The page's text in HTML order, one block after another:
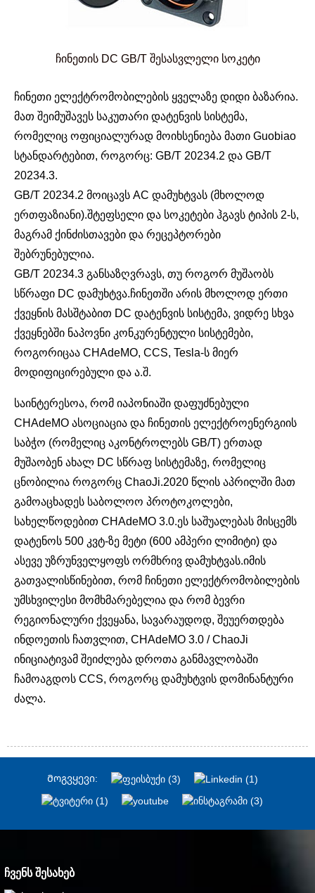
ჩინეთის DC GB/T შესასვლელი სოკეტი
ჩინეთი ელექტრომობილების ყველაზე დიდი ბაზარია.
მათ შეიმუშავეს საკუთარი დატენვის სისტემა,
რომელიც ოფიციალურად მოიხსენიება მათი Guobiao
სტანდარტებით, როგორც: GB/T 20234.2 და GB/T
20234.3.
GB/T 20234.2 მოიცავს AC დამუხტვას (მხოლოდ
ერთფაზიანი).შტეფსელი და სოკეტები ჰგავს ტიპის 2-ს,
მაგრამ ქინძისთავები და რეცეპტორები
შებრუნებულია.
GB/T 20234.3 განსაზღვრავს, თუ როგორ მუშაობს
სწრაფი DC დამუხტვა.ჩინეთში არის მხოლოდ ერთი
ქვეყნის მასშტაბით DC დატენვის სისტემა, ვიდრე სხვა
ქვეყნებში ნაპოვნი კონკურენტული სისტემები,
როგორიცაა CHAdeMO, CCS, Tesla-ს მიერ
მოდიფიცირებული და ა.შ.
საინტერესოა, რომ იაპონიაში დაფუძნებული
CHAdeMO ასოციაცია და ჩინეთის ელექტროენერგიის
საბჭო (რომელიც აკონტროლებს GB/T) ერთად
მუშაობენ ახალ DC სწრაფ სისტემაზე, რომელიც
ცნობილია როგორც ChaoJi.2020 წლის აპრილში მათ
გამოაცხადეს საბოლოო პროტოკოლები,
სახელწოდებით CHAdeMO 3.0.ეს საშუალებას მისცემს
დატენოს 500 კვტ-ზე მეტი (600 ამპერი ლიმიტი) და
ასევე უზრუნველყოფს ორმხრივ დამუხტვას.იმის
გათვალისწინებით, რომ ჩინეთი ელექტრომობილების
უმსხვილესი მომხმარებელია და რომ ბევრი
რეგიონალური ქვეყანა, სავარაუდოდ, შეუერთდება
ინდოეთის ჩათვლით, CHAdeMO 3.0 / ChaoJi
ინიციატივამ შეიძლება დროთა განმავლობაში
ჩამოაგდოს CCS, როგორც დამუხტვის დომინანტური
ძალა.
Მოგვყევი:
ᲩᲕᲔᲜᲡ ᲨᲔᲡᲐᲮᲔᲑ